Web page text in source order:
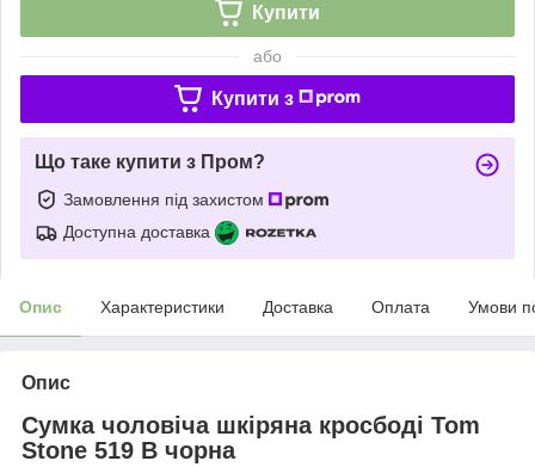
Купити
або
Купити з
Що таке купити з Пром?
Замовлення під захистом
Доступна доставка
Опис Характеристики Доставка Оплата Умови
Опис
Сумка чоловіча шкіряна кросбоді Tom
Stone 519 B чорна